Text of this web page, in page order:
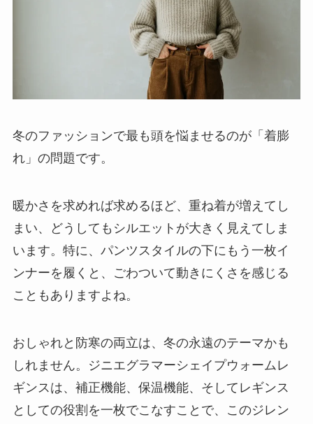
冬のファッションで最も頭を悩ませるのが「着膨
れ」の問題です。
暖かさを求めれば求めるほど、重ね着が増えてし
まい、どうしてもシルエットが大きく見えてしま
います。特に、パンツスタイルの下にもう一枚イ
ンナーを履くと、ごわついて動きにくさを感じる
こともありますよね。
おしゃれと防寒の両立は、冬の永遠のテーマかも
しれません。ジニエグラマーシェイプウォームレ
ギンスは、 補正機能、保温機能、そしてレギンス
としての役割を一枚でこなすことで、このジレン